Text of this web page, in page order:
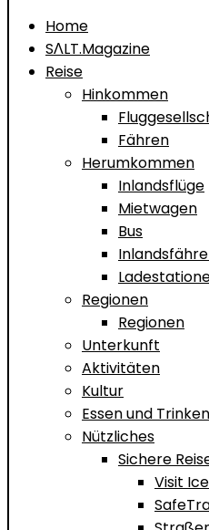
Home
SΛLT.Magazine
Reise
Hinkommen
Fähren
Herumkommen
Inlandsflüge
Mietwagen
Bus
Regionen
Regionen
Unterkunft
Aktivitäten
Kultur
Essen und Trinken
Nützliches
Sichere
Visit